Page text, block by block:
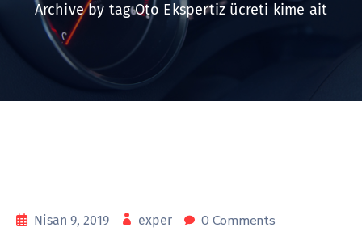
Archive by tag Oto Ekspertiz ücreti kime ait
Nisan 9, 2019 exper 0 Comments